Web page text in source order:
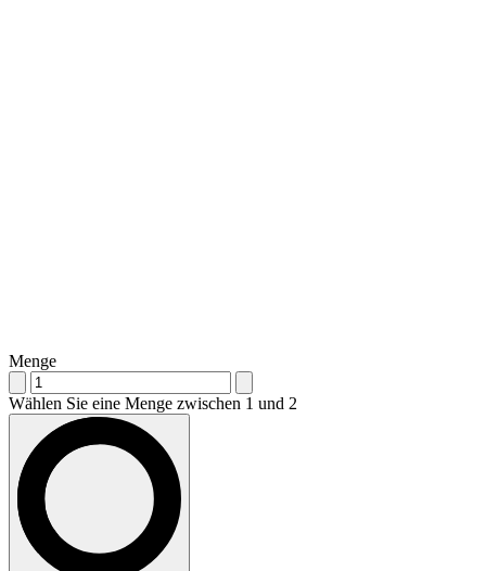
Menge
Wählen Sie eine Menge zwischen 1 und 2